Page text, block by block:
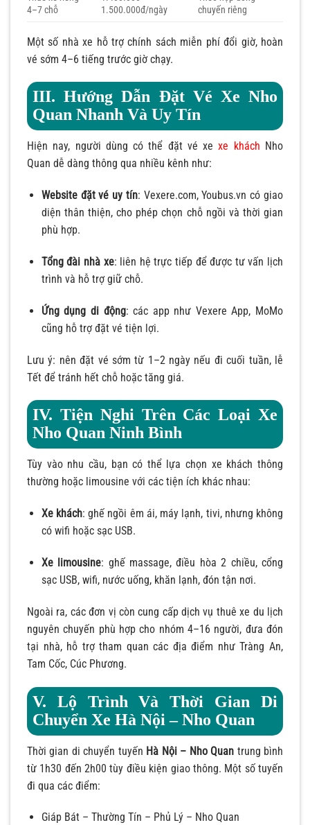
4–7 chỗ
1.500.000đ/ngày
chuyến riêng
Một số nhà xe hỗ trợ chính sách miễn phí đổi giờ, hoàn
vé sớm 4–6 tiếng trước giờ chạy.
III. Hướng Dẫn Đặt Vé Xe Nho
Quan Nhanh Và Uy Tín
Hiện nay, người dùng có thể đặt vé xexe khách Nho
Quan dễ dàng thông qua nhiều kênh như:
Website đặt vé uy tín: Vexere.com, Youbus.vn có giao
diện thân thiện, cho phép chọn chỗ ngồi và thời gian
phù hợp.
Tổng đài nhà xe: liên hệ trực tiếp để được tư vấn lịch
trình và hỗ trợ giữ chỗ.
Ứng dụng di động: các app như Vexere App, MoMo
cũng hỗ trợ đặt vé tiện lợi.
Lưu ý: nên đặt vé sớm từ 1–2 ngày nếu đi cuối tuần, lễ
Tết để tránh hết chỗ hoặc tăng giá.
IV. Tiện Nghi Trên Các Loại Xe
Nho Quan Ninh Bình
Tùy vào nhu cầu, bạn có thể lựa chọn xe khách thông
thường hoặc limousine với các tiện ích khác nhau:
Xe khách: ghế ngồi êm ái, máy lạnh, tivi, nhưng không
có wifi hoặc sạc USB.
Xe limousine: ghế massage, điều hòa 2 chiều, cổng
sạc USB, wifi, nước uống, khăn lạnh, đón tận nơi.
Ngoài ra, các đơn vị còn cung cấp dịch vụ thuê xe du lịch
nguyên chuyến phù hợp cho nhóm 4–16 người, đưa đón
tại nhà, hỗ trợ tham quan các địa điểm như Tràng An,
Tam Cốc, Cúc Phương.
V. Lộ Trình Và Thời Gian Di
Chuyển Xe Hà Nội – Nho Quan
Thời gian di chuyển tuyến Hà Nội – Nho Quan trung bình
từ 1h30 đến 2h00 tùy điều kiện giao thông. Một số tuyến
đi qua các điểm:
Giáp Bát – Thường Tín – Phủ Lý – Nho Quan